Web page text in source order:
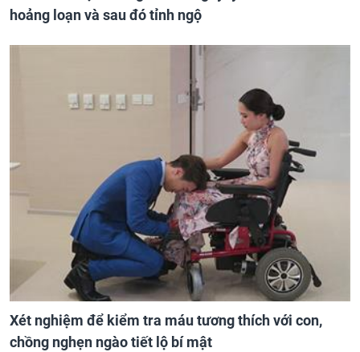
hoảng loạn và sau đó tỉnh ngộ
Xét nghiệm để kiểm tra máu tương thích với con,
chồng nghẹn ngào tiết lộ bí mật